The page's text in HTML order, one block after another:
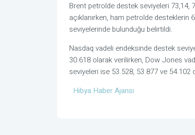
Brent petrolde destek seviyeleri 73,14,
açıklanırken, ham petrolde desteklerin
seviyelerinde bulunduğu belirtildi.
Nasdaq vadeli endeksinde destek
30.618 olarak verilirken, Dow Jones
seviyeleri ise 53.528, 53.877 ve 54.102
Hibya Haber Ajansı